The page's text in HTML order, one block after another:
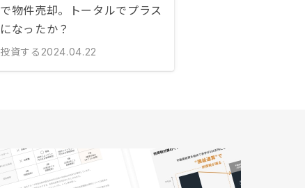
で物件売却。トータルでプラス
になったか？
投資する 2024.04.22